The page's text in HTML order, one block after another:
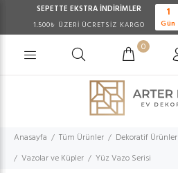
SEPETTE EKSTRA İNDİRİMLER
1.500₺ ÜZERİ ÜCRETSİZ KARGO
1
Gün
0
Anasayfa Tüm Ürünler Dekoratif Ürünler
Vazolar ve Küpler
Yüz Vazo Serisi